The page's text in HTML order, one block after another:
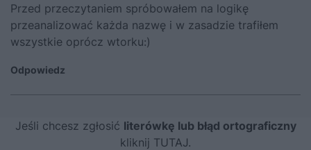
Przed przeczytaniem spróbowałem na logikę
przeanalizować każda nazwę i w zasadzie trafiłem
wszystkie oprócz wtorku:)
Odpowiedz
Jeśli chcesz zgłosić literówkę lub błąd ortograficzny
kliknij TUTAJ.